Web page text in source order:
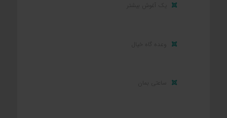
یک آغوش بیشتر
وعده گاه خیال
ساعتی بمان